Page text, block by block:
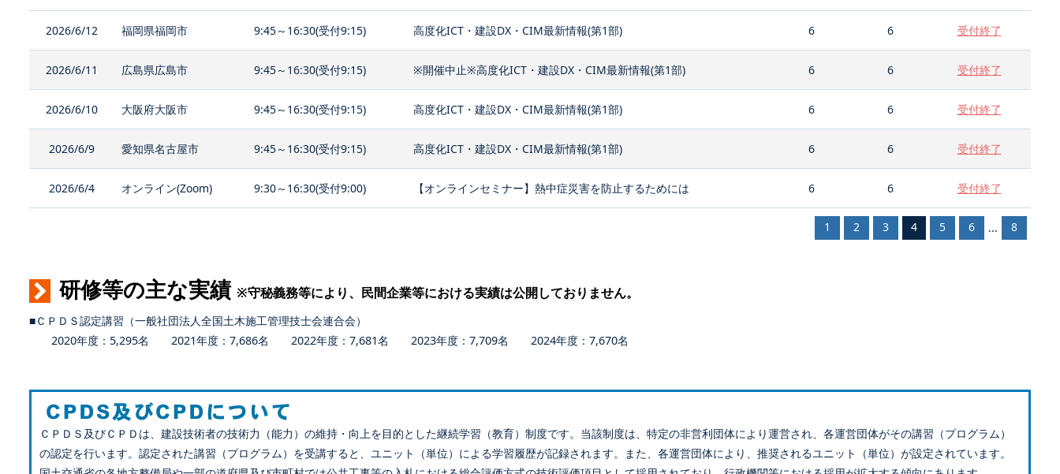
2026/6/12 福岡県福岡市 9:45～16:30(受付9:15) 高度化ICT・建設DX・CIM最新情報(第1部) 6 6 受付終了
2026/6/11 広島県広島市 9:45～16:30(受付9:15) ※開催中止※高度化ICT・建設DX・CIM最新情報(第1部) 6 6 受付終了
2026/6/10 大阪府大阪市 9:45～16:30(受付9:15) 高度化ICT・建設DX・CIM最新情報(第1部) 6 6 受付終了
2026/6/9 愛知県名古屋市 9:45～16:30(受付9:15) 高度化ICT・建設DX・CIM最新情報(第1部) 6 6 受付終了
2026/6/4 オンライン(Zoom) 9:30～16:30(受付9:00) 【オンラインセミナー】熱中症災害を防止するためには 6 6 受付終了
1 2 3 4 5 6 ... 8
研修等の主な実績 ※守秘義務等により、民間企業等における実績は公開しておりません。
■ＣＰＤＳ認定講習（一般社団法人全国土木施工管理技士会連合会）
2020年度：5,295名 2021年度：7,686名 2022年度：7,681名 2023年度：7,709名 2024年度：7,670名
ＣＰＤＳ及びＣＰＤは、建設技術者の技術力（能力）の維持・向上を目的とした継続学習（教育）制度です。当該制度は、特定の非営利団体により運営され、各運営団体がその講習（プログラム）
の認定を行います。認定された講習（プログラム）を受講すると、ユニット（単位）による学習履歴が記録されます。また、各運営団体により、推奨されるユニット（単位）が設定されています。